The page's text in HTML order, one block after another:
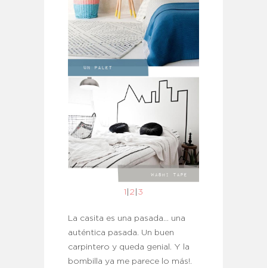
2 3
La casita es una pasada… una
auténtica pasada. Un buen
carpintero y queda genial. Y la
bombilla ya me parece lo más!.